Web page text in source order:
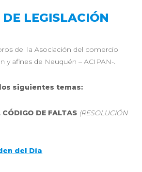
LEGISLACIÓN
de la Asociación del comercio
y afines de Neuquén – ACIPAN-.
siguientes temas:
CÓDIGO DE FALTAS (RESOLUCIÓN
del Día